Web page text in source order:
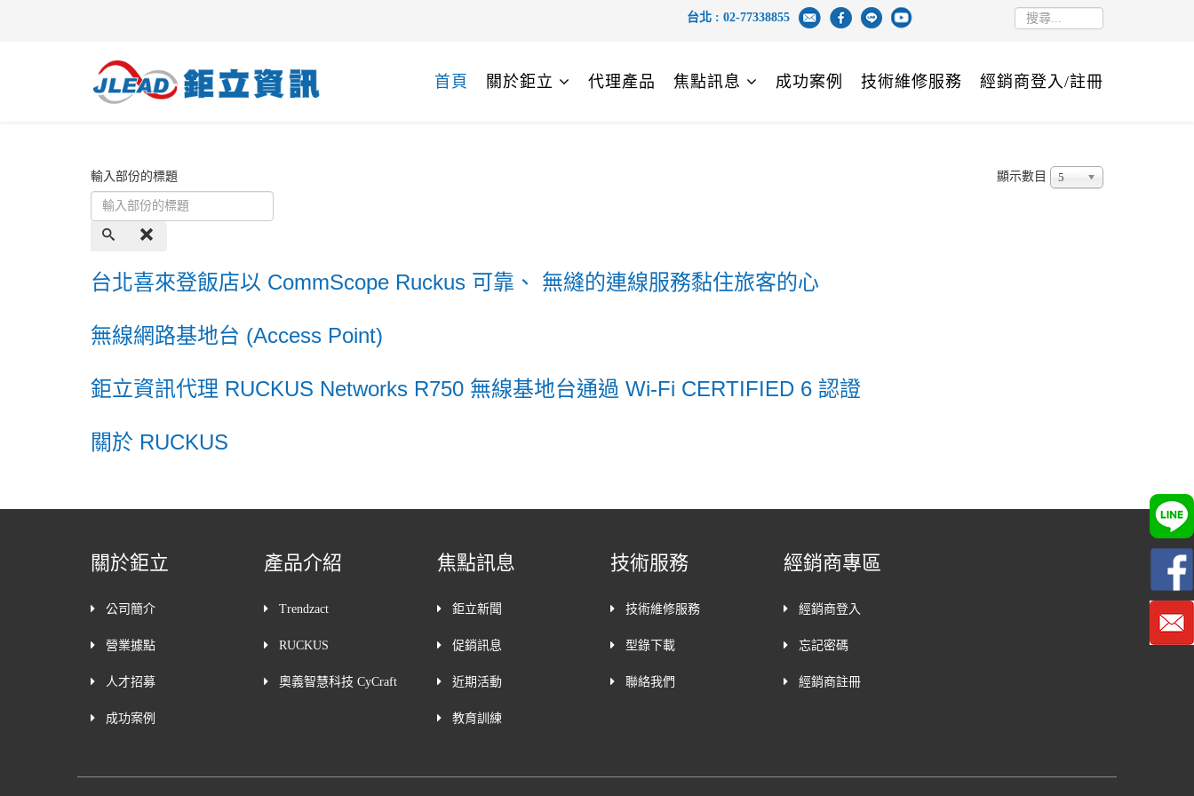
台北 : 02-77338855
首頁 關於鉅立 代理產品 焦點訊息 成功案例 技術維修服務 經銷商登入/註冊
輸入部份的標題 顯示數目 5
台北喜來登飯店以 CommScope Ruckus 可靠、 無縫的連線服務黏住旅客的心
無線網路基地台 (Access Point)
鉅立資訊代理 RUCKUS Networks R750 無線基地台通過 Wi-Fi CERTIFIED 6 認證
關於 RUCKUS
關於鉅立
公司簡介
營業據點
人才招募
成功案例
產品介紹
Trendzact
RUCKUS
奧義智慧科技 CyCraft
焦點訊息
鉅立新聞
促銷訊息
近期活動
教育訓練
技術服務
技術維修服務
型錄下載
聯絡我們
經銷商專區
經銷商登入
忘記密碼
經銷商註冊